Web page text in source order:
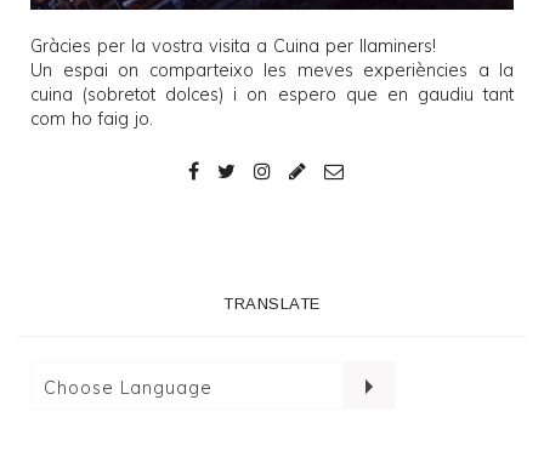
Gràcies per la vostra visita a Cuina per llaminers!
Un espai on comparteixo les meves experiències a la
cuina (sobretot dolces) i on espero que en gaudiu tant
com ho faig jo.
TRANSLATE